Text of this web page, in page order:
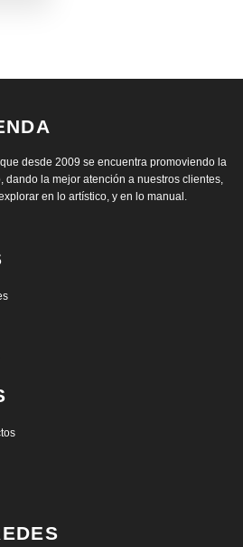
desde 2009 se encuentra promoviendo la
dando la mejor atención a nuestros clientes,
en lo artístico, y en lo manual.